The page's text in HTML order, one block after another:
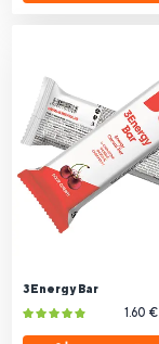
3Energy Bar
1.60 €